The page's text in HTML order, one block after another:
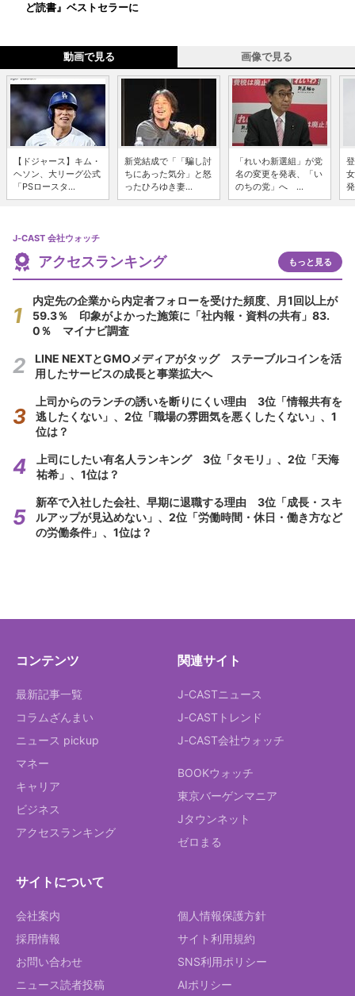
ど読書』ベストセラーに
動画で見る 画像で見る
【ドジャース】キム・
ヘソン、大リーグ公式
「PSロースタ...
新党結成で「「騙し討
ちにあった気分」と怒
ったひろゆき妻...
「れいわ新選組」が党
名の変更を発表、「い
のちの党」へ ...
J-CAST 会社ウォッチ
アクセスランキング もっと見る
内定先の企業から内定者フォローを受けた頻度、月1回以上が
59.3％ 印象がよかった施策に「社内報・資料の共有」83.
0％ マイナビ調査
LINE NEXTとGMOメディアがタッグ ステーブルコインを活
用したサービスの成長と事業拡大へ
上司からのランチの誘いを断りにくい理由 3位「情報共有を
逃したくない」、2位「職場の雰囲気を悪くしたくない」、1
位は？
上司にしたい有名人ランキング 3位「タモリ」、2位「天海
祐希」、1位は？
新卒で入社した会社、早期に退職する理由 3位「成長・スキ
ルアップが見込めない」、2位「労働時間・休日・働き方など
の労働条件」、1位は？
コンテンツ
最新記事一覧
コラムざんまい
ニュース pickup
マネー
キャリア
ビジネス
アクセスランキング
関連サイト
J-CASTニュース
J-CASTトレンド
J-CAST会社ウォッチ
BOOKウォッチ
東京バーゲンマニア
Jタウンネット
ゼロまる
サイトについて
会社案内
採用情報
お問い合わせ
ニュース読者投稿
個人情報保護方針
サイト利用規約
SNS利用ポリシー
AIポリシー